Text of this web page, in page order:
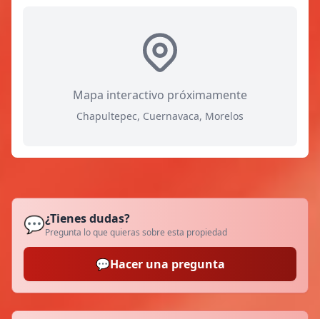
Mapa interactivo próximamente
Chapultepec, Cuernavaca, Morelos
💬¿Tienes dudas?
Pregunta lo que quieras sobre esta propiedad
💬Hacer una pregunta